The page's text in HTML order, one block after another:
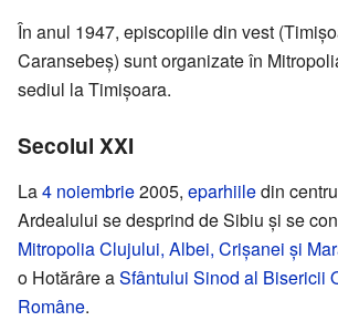
În anul 1947, episcopiile din vest
Caransebeș) sunt organizate în
sediul la Timișoara.
Secolul XXI
La4 noiembrie2005, eparhiiledin
Ardealului se desprind de Sibiu și se
Mitropolia Clujului, Albei, Crișanei și
o Hotărâre aSfântului Sinod al Bisericii
Române.